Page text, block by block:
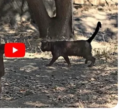
le Cheval du jour